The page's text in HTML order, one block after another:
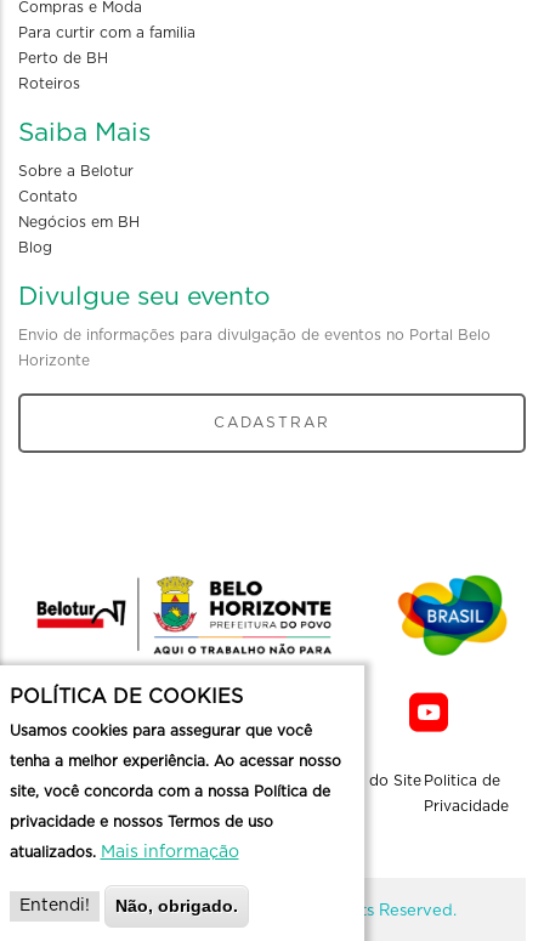
Compras e Moda
Para curtir com a familia
Perto de BH
Roteiros
Saiba Mais
Sobre a Belotur
Contato
Negócios em BH
Blog
Divulgue seu evento
Envio de informações para divulgação de eventos no Portal Belo
Horizonte
CADASTRAR
Mapa do Site Politica de
Privacidade
@ Copyright Belotur 2026. All Rights Reserved.
POLÍTICA DE COOKIES
Usamos cookies para assegurar que você
tenha a melhor experiência. Ao acessar nosso
site, você concorda com a nossa Política de
privacidade e nossos Termos de uso
atualizados. Mais informação
Entendi! Não, obrigado.